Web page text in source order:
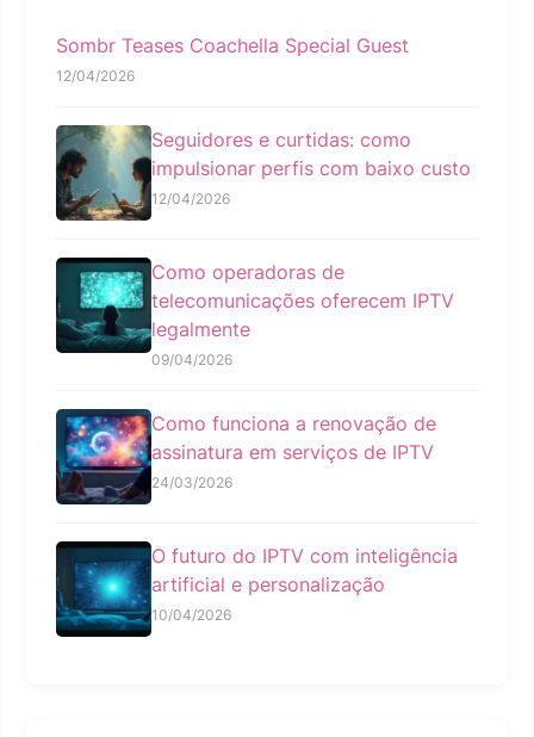
Sombr Teases Coachella Special Guest
12/04/2026
Seguidores e curtidas: como
impulsionar perfis com baixo custo
12/04/2026
Como operadoras de
telecomunicações oferecem IPTV
legalmente
09/04/2026
Como funciona a renovação de
assinatura em serviços de IPTV
24/03/2026
O futuro do IPTV com inteligência
artificial e personalização
10/04/2026